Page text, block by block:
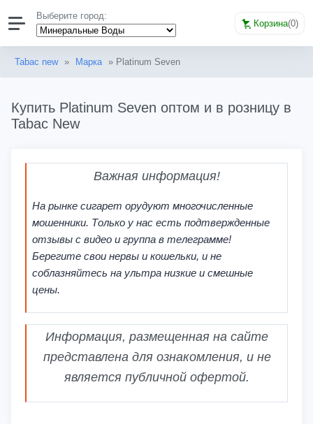
Выберите город:
Корзина(0)
Tabac new » Марка » Platinum Seven
Купить Platinum Seven оптом и в розницу в
Tabac New
Важная информация!
На рынке сигарет орудуют многочисленные
мошенники. Только у нас есть подтвержденные
отзывы с видео и группа в телеграмме!
Берегите свои нервы и кошельки, и не
соблазняйтесь на ультра низкие и смешные
цены.
Информация, размещенная на сайте
представлена для ознакомления, и не
является публичной офертой.